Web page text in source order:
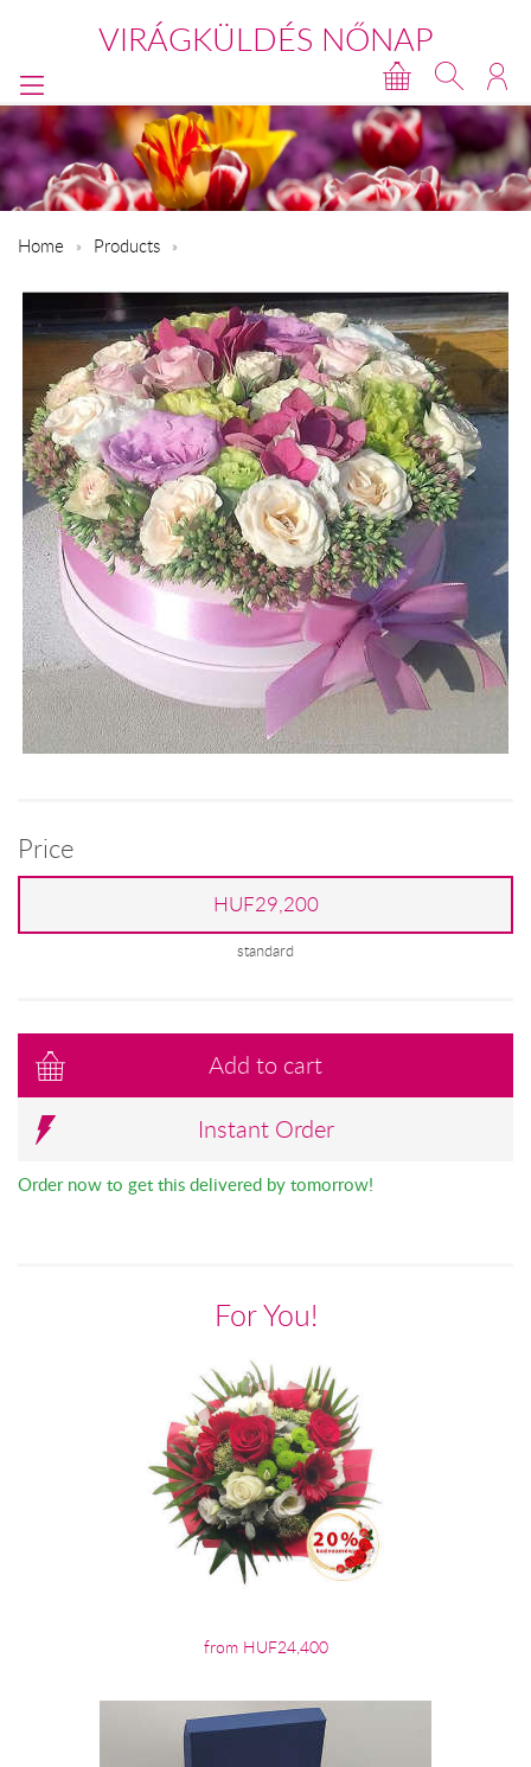
VIRÁGKÜLDÉS NŐNAP
Home Products
Price
HUF29,200
standard
Add to cart
Instant Order
Order now to get this delivered by tomorrow!
For You!
from HUF24,400